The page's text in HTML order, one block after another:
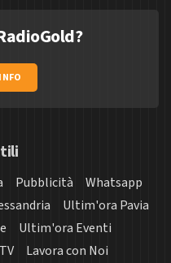
Pubblicità
Whatsapp
Ultim'ora Pavia
Ultim'ora Eventi
Lavora con Noi